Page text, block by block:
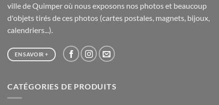
ville de Quimper où nous exposons nos photos et beaucoup
d'objets tirés de ces photos (cartes postales, magnets, bijoux,
calendriers...).
EN SAVOIR +
CATÉGORIES DE PRODUITS